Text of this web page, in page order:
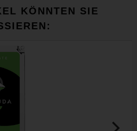
KÖNNTEN SIE